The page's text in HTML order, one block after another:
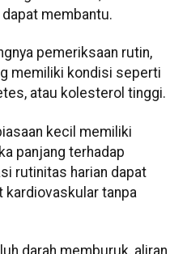
membantu.
pemeriksaan rutin,
memiliki kondisi seperti
atau kolesterol tinggi.
kecil memiliki
panjang terhadap
rutinitas harian dapat
kardiovaskular tanpa